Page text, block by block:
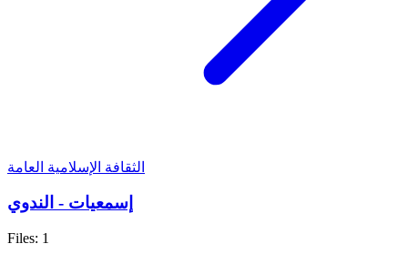
الثقافة الإسلامية العامة
إسمعيات - الندوي
Files: 1